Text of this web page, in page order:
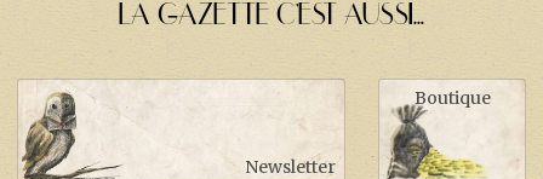
LA GAZETTE C'EST AUSSI...
Newsletter
Boutique